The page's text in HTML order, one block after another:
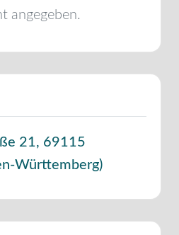
angegeben.
21, 69115
Württemberg)